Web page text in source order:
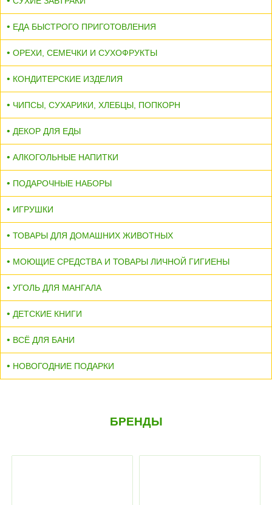
ЕДА БЫСТРОГО ПРИГОТОВЛЕНИЯ
ОРЕХИ, СЕМЕЧКИ И СУХОФРУКТЫ
КОНДИТЕРСКИЕ ИЗДЕЛИЯ
ЧИПСЫ, СУХАРИКИ, ХЛЕБЦЫ, ПОПКОРН
ДЕКОР ДЛЯ ЕДЫ
АЛКОГОЛЬНЫЕ НАПИТКИ
ПОДАРОЧНЫЕ НАБОРЫ
ИГРУШКИ
ТОВАРЫ ДЛЯ ДОМАШНИХ ЖИВОТНЫХ
МОЮЩИЕ СРЕДСТВА И ТОВАРЫ ЛИЧНОЙ ГИГИЕНЫ
УГОЛЬ ДЛЯ МАНГАЛА
ДЕТСКИЕ КНИГИ
ВСЁ ДЛЯ БАНИ
НОВОГОДНИЕ ПОДАРКИ
БРЕНДЫ